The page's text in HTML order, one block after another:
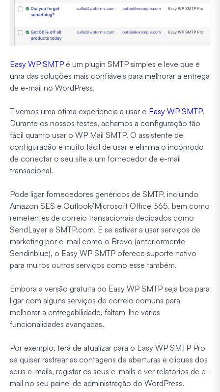
Easy WP SMTP é um plugin SMTP simples e leve que é
uma das soluções mais confiáveis para melhorar a entrega
de e-mail no WordPress.
Tivemos uma ótima experiência a usar o Easy WP SMTP.
Durante os nossos testes, achamos a configuração tão
fácil quanto usar o WP Mail SMTP. O assistente de
configuração é muito fácil de usar e elimina o incómodo
de conectar o seu site a um fornecedor de e-mail
transacional.
Pode ligar fornecedores genéricos de SMTP, incluindo
Amazon SES e Outlook/Microsoft Office 365, bem como
remetentes de correio transacionais dedicados como
SendLayer e SMTP.com. E se estiver a usar serviços de
marketing por e-mail como o Brevo (anteriormente
Sendinblue), o Easy WP SMTP oferece suporte nativo
para muitos outros serviços como esse também.
Embora a versão gratuita do Easy WP SMTP seja boa para
ligar com alguns serviços de correio comuns para
melhorar a entregabilidade, faltam-lhe várias
funcionalidades avançadas.
Por exemplo, terá de atualizar para o Easy WP SMTP Pro
se quiser rastrear as contagens de aberturas e cliques dos
seus e-mails, registar os seus e-mails e ver relatórios de e-
mail no seu painel de administração do WordPress.